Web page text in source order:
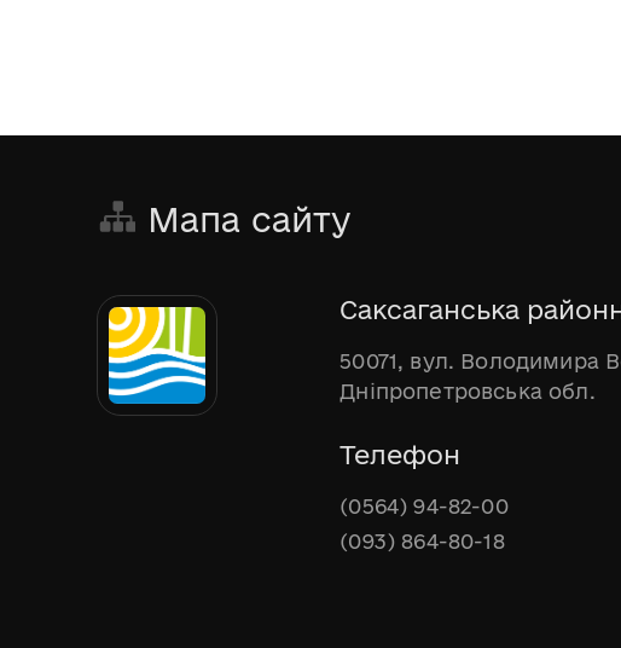
Мапа сайту
Саксаганська
50071, вул. Володимира
Дніпропетровська обл.
Телефон
(0564) 94-82-00
(093) 864-80-18